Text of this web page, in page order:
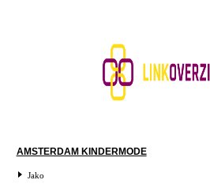
AMSTERDAM KINDERMODE
Jako